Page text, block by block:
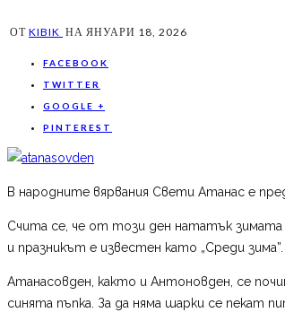
ОТ KIBIK НА ЯНУАРИ 18, 2026
FACEBOOK
TWITTER
GOOGLE +
PINTEREST
В народните вярвания Свети Атанас е
Счита се, че от този ден нататък зимата
и празникът е известен като „Среди зима”.
Атанасовден, както и Антоновден, се
синята пъпка. За да няма шарки се пекат